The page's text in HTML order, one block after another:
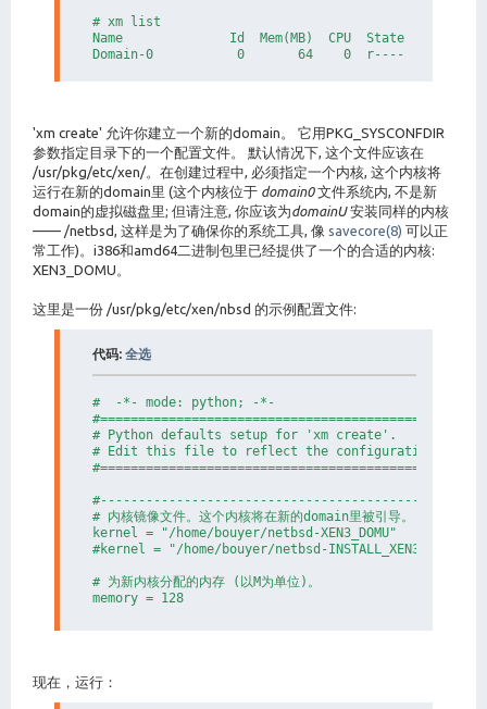
# xm list
Name              Id  Mem(MB)  CPU  State  Time(s)
'xm create' 允许你建立一个新的domain。 它用PKG_SYSCONFDIR
参数指定目录下的一个配置文件。 默认情况下, 这个文件应该在
/usr/pkg/etc/xen/。在创建过程中, 必须指定一个内核, 这个内核将
运行在新的domain里 (这个内核位于 domain0文件系统内, 不是新
domain的虚拟磁盘里; 但请注意, 你应该为domainU安装同样的内核
—— /netbsd, 这样是为了确保你的系统工具, 像 savecore(8) 可以正
常工作)。i386和amd64二进制包里已经提供了一个的合适的内核:
XEN3_DOMU。
这里是一份 /usr/pkg/etc/xen/nbsd 的示例配置文件:
代码: 全选
#  -*- mode: python; -*-
# Python defaults setup for 'xm create'.
# Edit this file to reflect the configuration of
# 内核镜像文件。这个内核将在新的domain里被引导。
kernel = "/home/bouyer/netbsd-XEN3_DOMU"
#kernel = "/home/bouyer/netbsd-INSTALL_XEN3_DOMU"
# 为新内核分配的内存 (以M为单位)。
memory = 128
#
现在，运行：